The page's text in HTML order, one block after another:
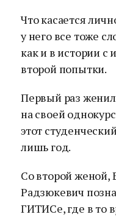
Что касается
у него все тоже
как и в истории с
второй попытки.
Первый раз
на своей
этот
лишь год.
Со второй женой,
Радзюкевич
ГИТИСе, где в то